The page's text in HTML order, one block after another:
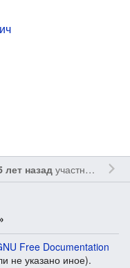
лет назадучастником
Free Documentation
не указано иное).